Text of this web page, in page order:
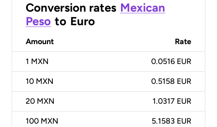
Conversion rates Mexican
Peso to Euro
Amount Rate
1 MXN 0.0516 EUR
10 MXN 0.5158 EUR
20 MXN 1.0317 EUR
100 MXN 5.1583 EUR